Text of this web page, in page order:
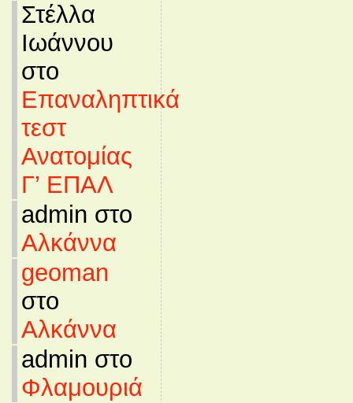
Στέλλα
Ιωάννου
στο
Επαναληπτικά
τεστ
Ανατομίας
Γ’ ΕΠΑΛ
admin στο
Αλκάννα
geoman
στο
Αλκάννα
admin στο
Φλαμουριά